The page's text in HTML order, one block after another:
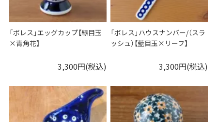
「ボレス」エッグカップ【緑目玉
×青角花】
3,300円(税込)
「ボレス」ハウスナンバー/（スラ
ッシュ）【藍目玉×リーフ】
3,300円(税込)